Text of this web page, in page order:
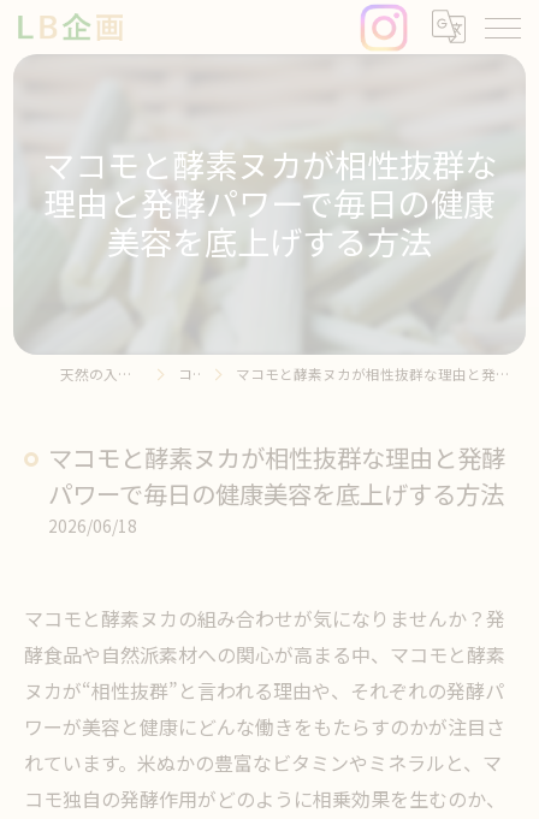
マコモと酵素ヌカが相性抜群な
理由と発酵パワーで毎日の健康
美容を底上げする方法
天然の入浴剤ならLB企画 コラム マコモと酵素ヌカが相性抜群な理由と発酵パワーで毎日の健康美容を底上げする方法
マコモと酵素ヌカが相性抜群な理由と発酵
パワーで毎日の健康美容を底上げする方法
2026/06/18
マコモと酵素ヌカの組み合わせが気になりませんか？発
酵食品や自然派素材への関心が高まる中、マコモと酵素
ヌカが“相性抜群”と言われる理由や、それぞれの発酵パ
ワーが美容と健康にどんな働きをもたらすのかが注目さ
れています。米ぬかの豊富なビタミンやミネラルと、マ
コモ独自の発酵作用がどのように相乗効果を生むのか、